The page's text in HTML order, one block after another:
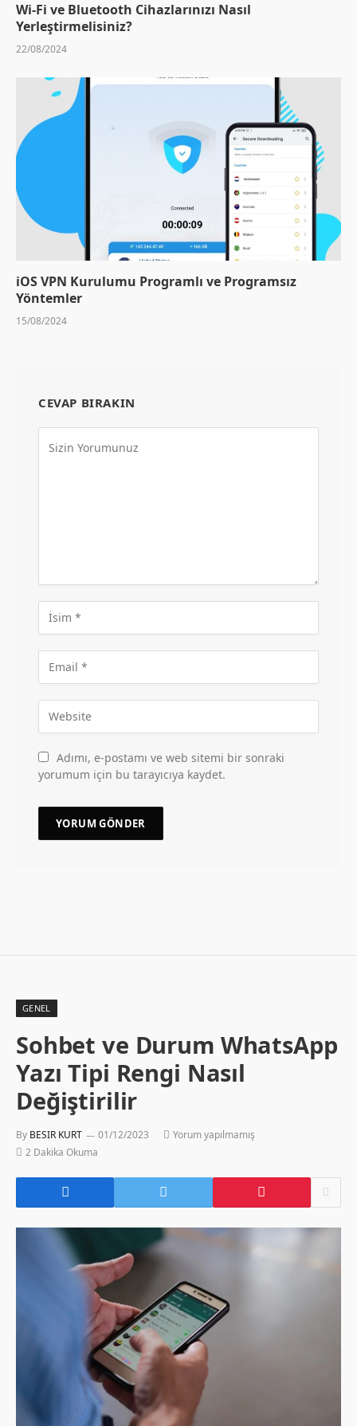
Wi-Fi ve Bluetooth Cihazlarınızı Nasıl
Yerleştirmelisiniz?
22/08/2024
iOS VPN Kurulumu Programlı ve Programsız
Yöntemler
15/08/2024
CEVAP BIRAKIN
Adımı, e-postamı ve web sitemi bir sonraki
yorumum için bu tarayıcıya kaydet.
GENEL
Sohbet ve Durum WhatsApp
Yazı Tipi Rengi Nasıl
Değiştirilir
By BESIR KURT 01/12/2023
Yorum yapılmamış
2 Dakika Okuma